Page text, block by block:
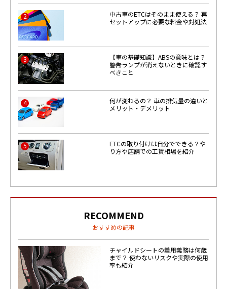
2
中古車のETCはそのまま使える？ 再
セットアップに必要な料金や対処法
3
【車の基礎知識】ABSの意味とは？
警告ランプが消えないときに確認す
べきこと
4
何が変わるの？ 車の排気量の違いと
メリット・デメリット
5
ETCの取り付けは自分でできる？や
り方や店舗での工賃相場を紹介
RECOMMEND
おすすめの記事
チャイルドシートの着用義務は何歳
まで？ 使わないリスクや実際の使用
率も紹介